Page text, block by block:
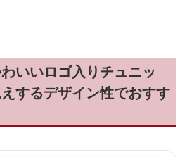
いいロゴ入りチュニッ
するデザイン性でおすす